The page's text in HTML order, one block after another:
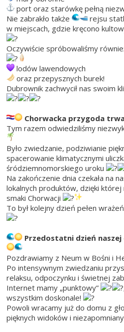
port oraz starówkę pełną
Nie zabrakło także
rejsu
w miejscach, gdzie kręcono
Oczywiście spróbowaliśmy
lodów lawendowych
oraz przepysznych burek!
Dubrownik zachwycił nas swoim
Chorwacka przygoda
Tym razem odwiedziliśmy
Było zwiedzanie, podziwianie
spacerowanie klimatycznymi
śródziemnomorskiego uroku
Na zakończenie dnia czekała na
lokalnych produktów, dzięki
smaki Chorwacji
To był kolejny dzień pełen
Przedostatni dzień
Pozdrawiamy z Neum w Bośni i
Po intensywnym zwiedzaniu
relaksu, odpoczynku i świetnej
Internet mamy „punktowy”
wszystkim doskonale!
Powoli wracamy już do domu z
pięknych widoków i